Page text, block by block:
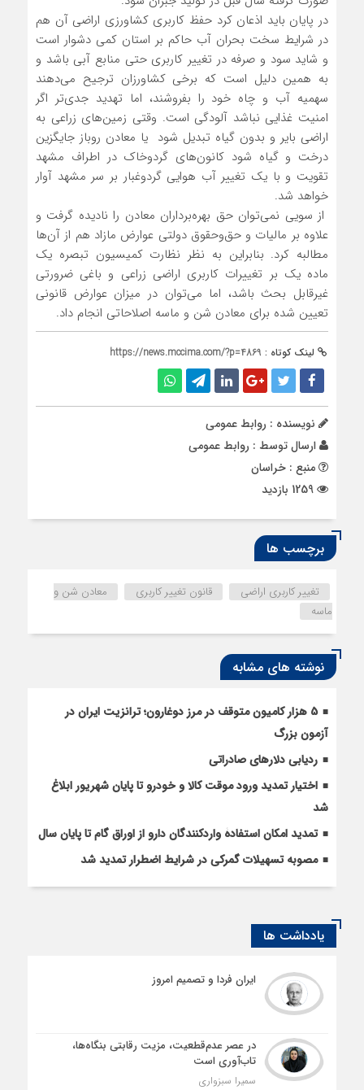
در پایان باید اذعان کرد حفظ کاربری کشاورزی اراضی آن ‌هم
در شرایط سخت بحران آب حاکم بر استان کمی دشوار است
و شاید سود و صرفه در تغییر کاربری حتی منابع آبی باشد و
به همین دلیل است که برخی کشاورزان ترجیح می‌دهند
سهمیه آب و چاه خود را بفروشند، اما تهدید جدی‌تر اگر
امنیت غذایی نباشد آلودگی است. وقتی زمین‌های زراعی به
اراضی بایر و بدون گیاه تبدیل شود یا معادن روباز جایگزین
درخت و گیاه شود کانون‌های گردوخاک در اطراف مشهد
تقویت و با یک تغییر آب هوایی گردوغبار بر سر مشهد آوار
خواهد شد.
از سویی نمی‌توان حق بهره‌برداران معادن را نادیده گرفت و
علاوه بر مالیات و حق‌وحقوق دولتی عوارض مازاد هم از آن‌ها
مطالبه کرد. بنابراین به نظر نظارت کمیسیون تبصره یک
ماده یک ‌بر تغییرات کاربری اراضی زراعی و باغی ضرورتی
غیرقابل بحث باشد، اما می‌توان در میزان عوارض قانونی
تعیین ‌شده برای معادن شن و ماسه اصلاحاتی انجام داد.
لینک کوتاه : https://news.mccima.com/?p=4869
نویسنده : روابط عمومی
ارسال توسط : روابط عمومی
منبع : خراسان
برچسب ها
تغییر کاربری اراضی قانون تغییر کاربری
معادن شن و
ماسه
نوشته های مشابه
5 هزار کامیون متوقف در مرز دوغارون؛ ترانزیت ایران در
آزمون بزرگ
ردیابی دلارهای صادراتی
اختیار تمدید ورود موقت کالا و خودرو تا پایان شهریور ابلاغ
شد
تمدید امکان استفادۀ واردکنندگان دارو از اوراق گام تا پایان سال
مصوبه تسهیلات گمرکی در شرایط اضطرار تمدید شد
یادداشت ها
ایران فردا و تصمیم امروز
در عصر عدم‌قطعیت، مزیت رقابتی بنگاه‌ها،
تاب‌آوری است
سمیرا سبزواری